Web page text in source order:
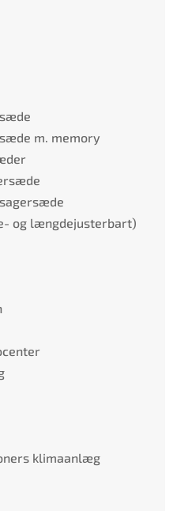
m. memory
og længdejusterbart)
klimaanlæg